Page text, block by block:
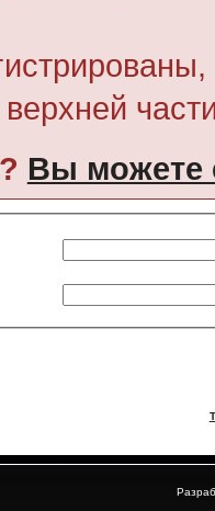
верхней
Вы можете